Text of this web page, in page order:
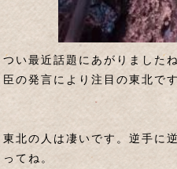
つい最近話題にあがりました
臣の発言により注目の東北です
東北の人は凄いです。逆手に
ってね。